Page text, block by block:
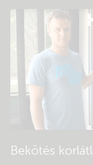
Bekötés